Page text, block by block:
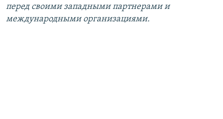
перед своими западными партнерами и
международными организациями.